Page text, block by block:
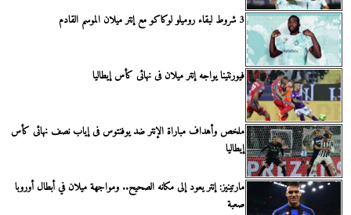
3 شروط لبقاء روميلو لوكاكو مع إنتر ميلان الموسم القادم
فيورنتينا يواجه إنتر ميلان فى نهائى كأس إيطاليا
ملخص وأهداف مباراة الإنتر ضد يوفنتوس فى إياب نصف نهائى كأس
إيطاليا
مارتينيز: إنتر يعود إلى مكانه الصحيح.. ومواجهة ميلان في أبطال أوروبا
صعبة